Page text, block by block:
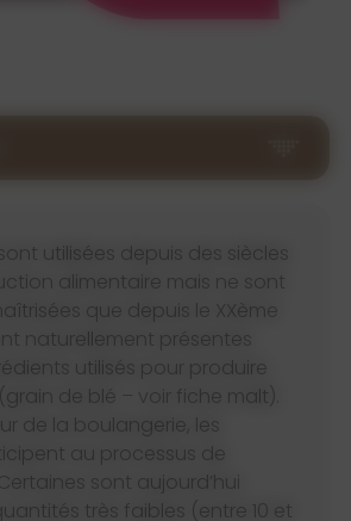
utilisées depuis des siècles
alimentaire mais ne sont
que depuis le XXème
naturellement présentes
utilisés pour produire
de blé – voir fiche malt).
de la boulangerie, les
au processus de
sont aujourd’hui
très faibles (entre 10 et